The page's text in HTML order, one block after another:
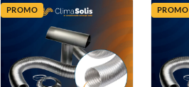
PROMO PROMO